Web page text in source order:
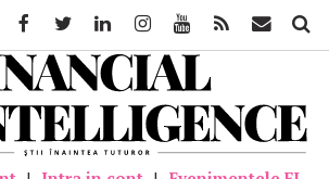
FacebookTwitter LinkedinInstagramYoutube Feed Mail